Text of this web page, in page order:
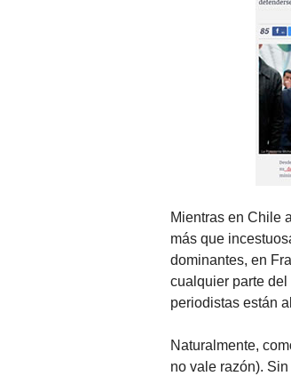
Mientras en Chile
más que
dominantes, en
cualquier parte
periodistas están
Naturalmente,
no vale razón).